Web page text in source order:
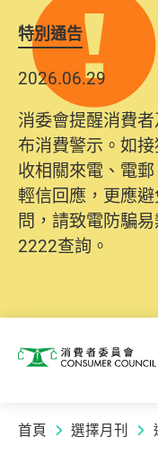
特別通告
2026.06.29
消委會提醒消費
布消費警示。如
收相關來電、電
輕信回應，更應
問，請致電防騙
2222查詢。
消費者委員會
首頁 選擇月刊